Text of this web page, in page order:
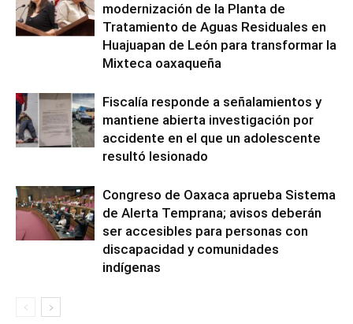
modernización de la Planta de
Tratamiento de Aguas Residuales en
Huajuapan de León para transformar la
Mixteca oaxaqueña
Fiscalía responde a señalamientos y
mantiene abierta investigación por
accidente en el que un adolescente
resultó lesionado
Congreso de Oaxaca aprueba Sistema
de Alerta Temprana; avisos deberán
ser accesibles para personas con
discapacidad y comunidades
indígenas